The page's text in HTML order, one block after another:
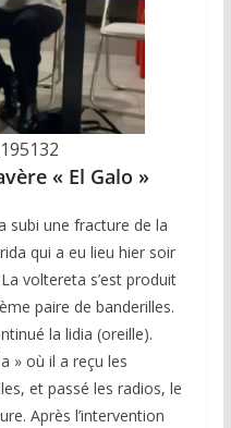
« El Galo »
subi une fracture de la
qui a eu lieu hier soir
voltereta s’est produit
paire de banderilles.
la lidia (oreille).
» où il a reçu les
et passé les radios, le
Après l’intervention